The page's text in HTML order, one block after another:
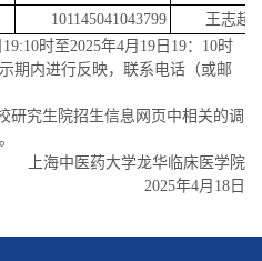
101145041043799
王志超
时至2025年4月19日19：10时
期内进行反映，联系电话（或邮
研究生院招生信息网页中相关的调
上海中医药大学龙华临床医学院
2025年4月18日